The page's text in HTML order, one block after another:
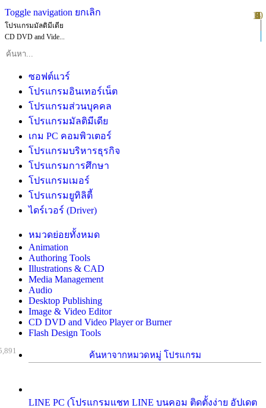
Toggle navigation ยกเลิก
โปรแกรมมัลติมีเดีย
CD DVD and Vide...
ซอฟต์แวร์
โปรแกรมอินเทอร์เน็ต
โปรแกรมส่วนบุคคล
โปรแกรมมัลติมีเดีย
เกม PC คอมพิวเตอร์
โปรแกรมบริหารธุรกิจ
โปรแกรมการศึกษา
โปรแกรมเมอร์
โปรแกรมยูทิลิตี้
ไดร์เวอร์ (Driver)
หมวดย่อยทั้งหมด
Animation
Authoring Tools
Illustrations & CAD
Media Management
Audio
Desktop Publishing
Image & Video Editor
CD DVD and Video Player or Burner
Flash Design Tools
ค้นหาจากหมวดหมู่ โปรแกรม
LINE PC (โปรแกรมแชท LINE บนคอม ติดตั้งง่าย อัปเดต
1
2
3
4
5
6
7
8
9
10